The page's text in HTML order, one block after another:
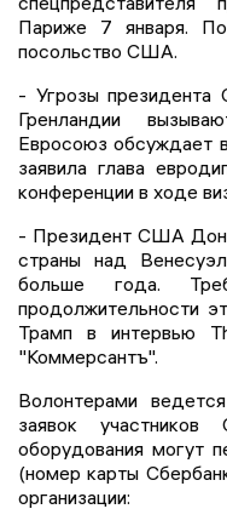
Париже 7 января.
посольство США.
- Угрозы
Гренландии
Евросоюз обсуждает
заявила глава
конференции в ходе
- Президент США
страны над
больше года.
продолжительности
Трамп в интервью
"Коммерсантъ".
Волонтерами
заявок
оборудования могут
(номер карты
организации: